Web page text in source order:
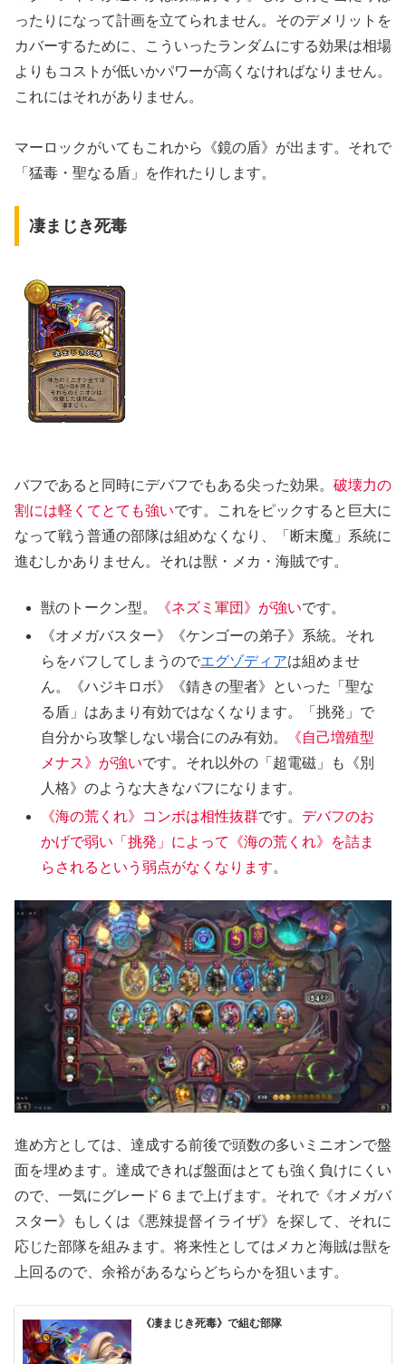
ったりになって計画を立てられません。そのデメリットを
カバーするために、こういったランダムにする効果は相場
よりもコストが低いかパワーが高くなければなりません。
これにはそれがありません。
マーロックがいてもこれから《鏡の盾》が出ます。それで
「猛毒・聖なる盾」を作れたりします。
凄まじき死毒
バフであると同時にデバフでもある尖った効果。 破壊力の
割には軽くてとても強いです。これをピックすると巨大に
なって戦う普通の部隊は組めなくなり、「断末魔」系統に
進むしかありません。それは獣・メカ・海賊です。
獣のトークン型。 《ネズミ軍団》が強いです。
《オメガバスター》《ケンゴーの弟子》系統。それ
らをバフしてしまうのでエグゾディアは組めませ
ん。《ハジキロボ》《錆きの聖者》といった「聖な
る盾」はあまり有効ではなくなります。「挑発」で
自分から攻撃しない場合にのみ有効。
《自己増殖型
メナス》が強いです。それ以外の「超電磁」も《別
人格》のような大きなバフになります。
《海の荒くれ》コンボは相性抜群です。 デバフのお
かげで弱い「挑発」によって《海の荒くれ》を詰ま
らされるという弱点がなくなります。
進め方としては、達成する前後で頭数の多いミニオンで盤
面を埋めます。達成できれば盤面はとても強く負けにくい
ので、一気にグレード６まで上げます。それで《オメガバ
スター》もしくは《悪辣提督イライザ》を探して、それに
応じた部隊を組みます。将来性としてはメカと海賊は獣を
上回るので、余裕があるならどちらかを狙います。
《凄まじき死毒》で組む部隊